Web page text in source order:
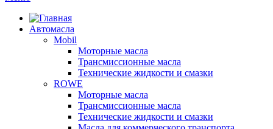
Автомасла
Mobil
Моторные масла
Трансмиссионные масла
Технические жидкости и смазки
ROWE
Моторные масла
Трансмиссионные масла
Технические жидкости и смазки